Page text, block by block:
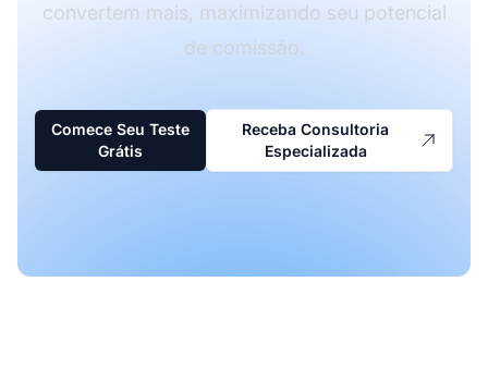
convertem mais, maximizando seu potencial
de comissão.
Comece Seu Teste
Grátis
Receba Consultoria
Especializada